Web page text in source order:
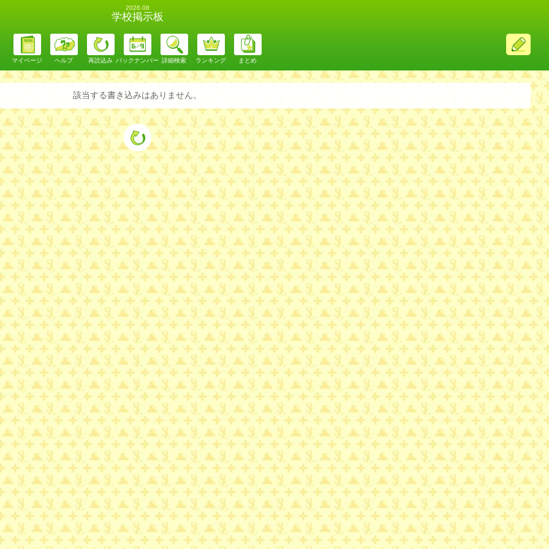
2026.08
学校掲示板
ス
レ
投
マイページ ヘルプ 再読込み バックナンバー 詳細検索 ランキング まとめ
該当する書き込みはありません。